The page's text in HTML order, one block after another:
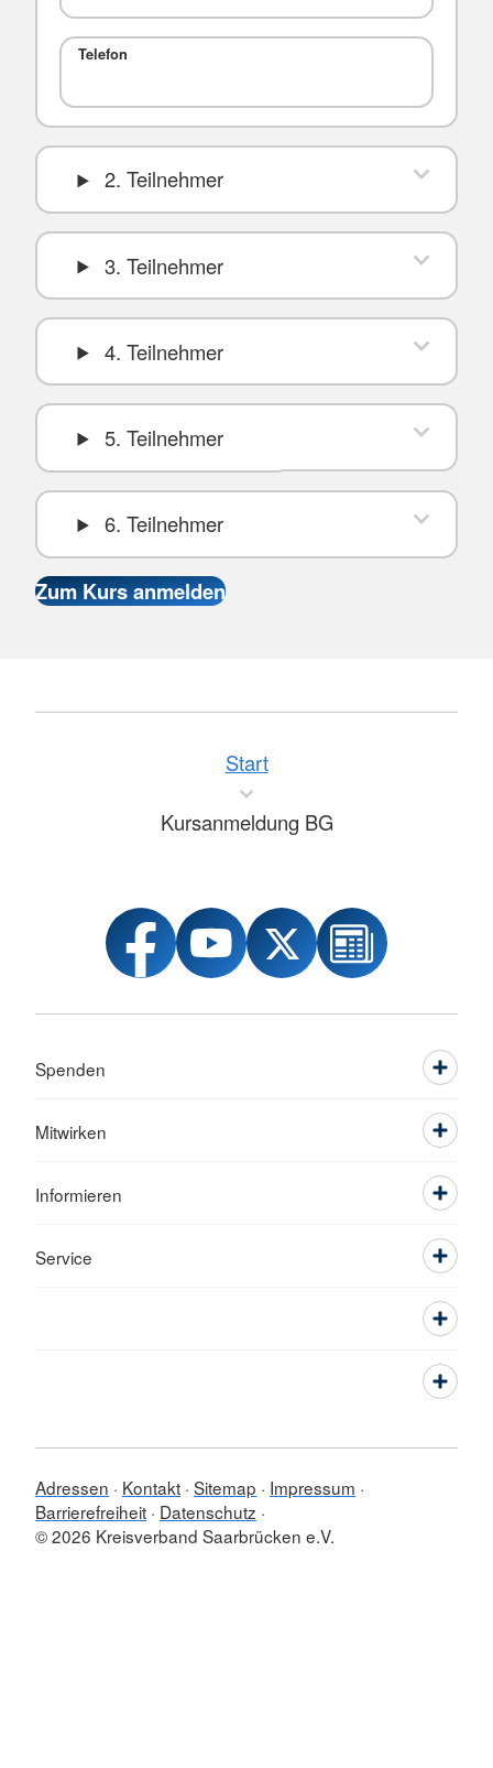
Telefon
2. Teilnehmer
3. Teilnehmer
4. Teilnehmer
5. Teilnehmer
6. Teilnehmer
Start
Kursanmeldung BG
Spenden
Mitwirken
Informieren
Service
Adressen Kontakt Sitemap
Impressum
Barrierefreiheit Datenschutz
© 2026 Kreisverband Saarbrücken e.V.